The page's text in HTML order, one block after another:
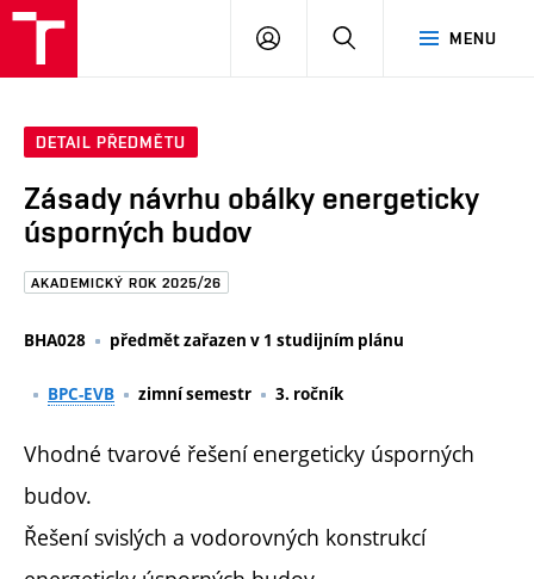
Brno
MENU
PŘIHLÁSIT
DETAIL PŘEDMĚTU
Zásady návrhu obálky energeticky
úsporných budov
AKADEMICKÝ ROK 2025/26
BHA028 předmět zařazen v 1 studijním plánu
BPC-EVB zimní semestr 3. ročník
Vhodné tvarové řešení energeticky úsporných
budov.
Řešení svislých a vodorovných konstrukcí